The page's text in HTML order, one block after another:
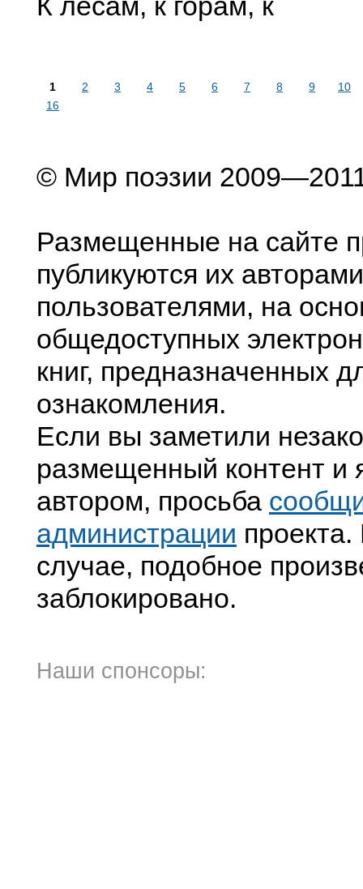
1 2 3 4 5 6 7 8 9
10
16
© Мир поэзии
Размещенные на сайте
публикуются их
пользователями, на
общедоступных
книг, предназначенных
ознакомления.
Если вы заметили
размещенный контент и
автором, просьба
администрации
случае, подобное
заблокировано.
Наши спонсоры: